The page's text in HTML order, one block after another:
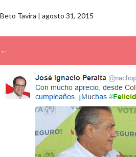
Beto Tavira | agosto 31, 2015
←